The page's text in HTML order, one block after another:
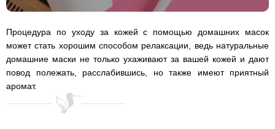
Процедура по уходу за кожей с помощью домашних масок
может стать хорошим способом релаксации, ведь натуральные
домашние маски не только ухаживают за вашей кожей и дают
повод полежать, расслабившись, но также имеют приятный
аромат.